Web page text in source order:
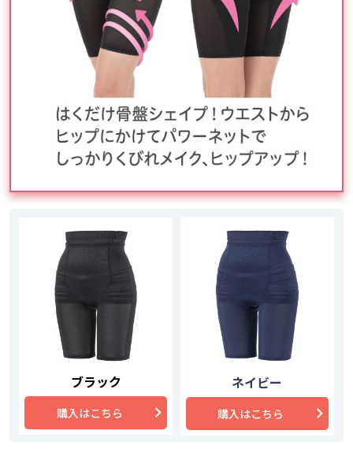
ブラック
購入はこちら
ネイビー
購入はこちら